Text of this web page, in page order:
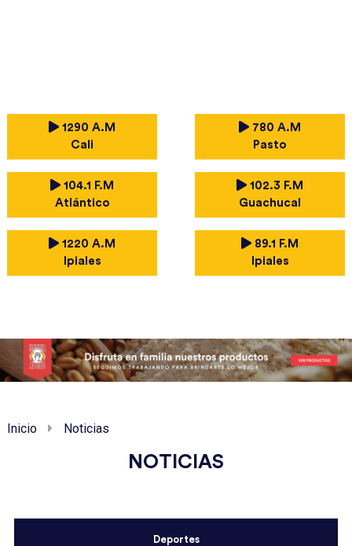
1290 A.M
Cali
780 A.M
Pasto
104.1 F.M
Atlántico
102.3 F.M
Guachucal
1220 A.M
Ipiales
89.1 F.M
Ipiales
Inicio Noticias
NOTICIAS
Deportes